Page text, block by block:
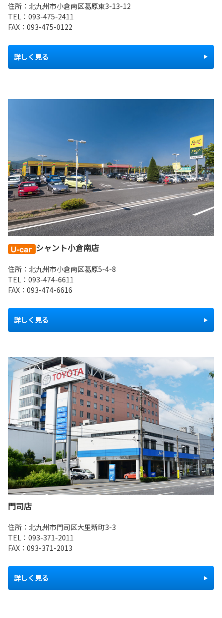
住所：北九州市小倉南区葛原東3-13-12
TEL： 093-475-2411
FAX：093-475-0122
詳しく見る
シャント小倉南店
住所：北九州市小倉南区葛原5-4-8
TEL： 093-474-6611
FAX：093-474-6616
詳しく見る
門司店
住所：北九州市門司区大里新町3-3
TEL： 093-371-2011
FAX：093-371-2013
詳しく見る